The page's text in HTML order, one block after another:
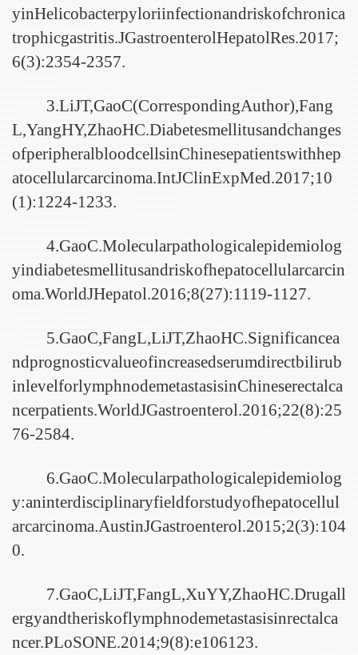
yinHelicobacterpyloriinfectionandriskofchronica
trophicgastritis.JGastroenterolHepatolRes.2017;
6(3):2354-2357.
3.LiJT,GaoC(CorrespondingAuthor),Fang
L,YangHY,ZhaoHC.Diabetesmellitusandchanges
ofperipheralbloodcellsinChinesepatientswithhep
atocellularcarcinoma.IntJClinExpMed.2017;10
(1):1224-1233.
4.GaoC.Molecularpathologicalepidemiolog
yindiabetesmellitusandriskofhepatocellularcarcin
oma.WorldJHepatol.2016;8(27):1119-1127.
5.GaoC,FangL,LiJT,ZhaoHC.Significancea
ndprognosticvalueofincreasedserumdirectbilirub
inlevelforlymphnodemetastasisinChineserectalca
ncerpatients.WorldJGastroenterol.2016;22(8):25
76-2584.
6.GaoC.Molecularpathologicalepidemiolog
y:aninterdisciplinaryfieldforstudyofhepatocellul
arcarcinoma.AustinJGastroenterol.2015;2(3):104
0.
7.GaoC,LiJT,FangL,XuYY,ZhaoHC.Drugall
ergyandtheriskoflymphnodemetastasisinrectalca
ncer.PLoSONE.2014;9(8):e106123.